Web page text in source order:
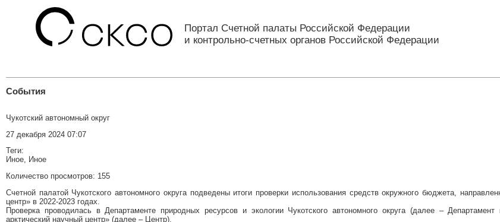
Портал Счетной палаты Российской Федерации
и контрольно-счетных органов Российской Федерации
События
Чукотский автономный округ
27 декабря 2024 07:07
Теги:
Иное, Иное
Количество просмотров: 155
Счетной палатой Чукотского автономного округа подведены итоги проверки использования средств окружного бюджета,
центр» в 2022-2023 годах.
Проверка проводилась в Департаменте природных ресурсов и экологии Чукотского автономного округа (далее –
арктический научный центр» (далее – Центр).